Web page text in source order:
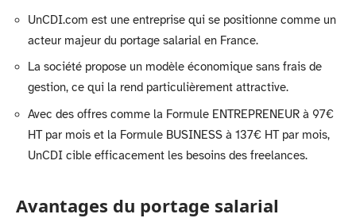
UnCDI.com est une entreprise qui se positionne comme un
acteur majeur du portage salarial en France.
La société propose un modèle économique sans frais de
gestion, ce qui la rend particulièrement attractive.
Avec des offres comme la Formule ENTREPRENEUR à 97€
HT par mois et la Formule BUSINESS à 137€ HT par mois,
UnCDI cible efficacement les besoins des freelances.
Avantages du portage salarial